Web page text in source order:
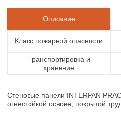
Описание
Класс пожарной опасности
Транспортировка и
хранение
Стеновые панели INTERPAN
огнестойкой основе, покрытой